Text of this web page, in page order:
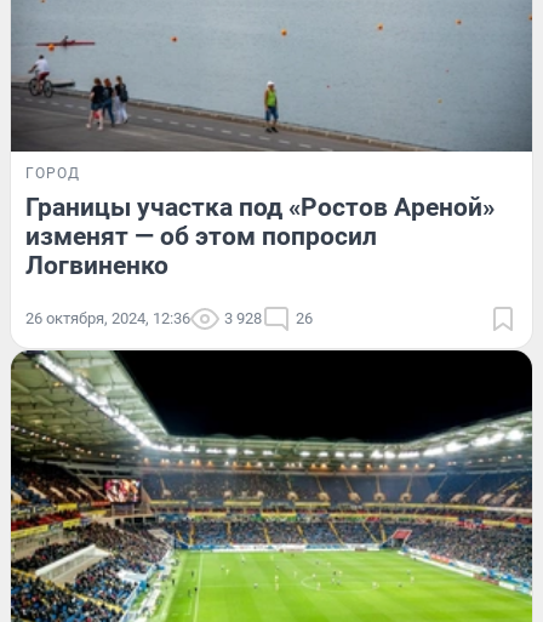
ГОРОД
Границы участка под «Ростов Ареной»
изменят — об этом попросил
Логвиненко
26 октября, 2024, 12:36 3 928 26